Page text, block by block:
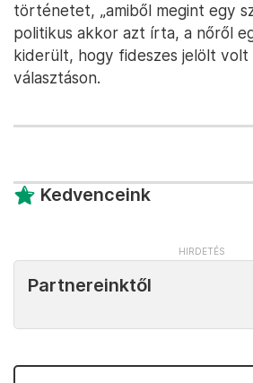
történetet, „amiből megint egy
politikus akkor azt írta, a nőről
kiderült, hogy fideszes jelölt volt
választáson.
Kedvenceink
Partnereinktől